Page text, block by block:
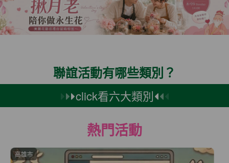
聯誼活動有哪些類別？
click看六大類別
熱門活動
新竹市